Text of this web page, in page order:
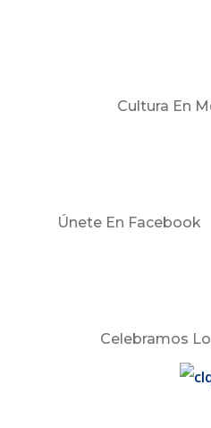
Cultura En
Únete En Facebook
Celebramos